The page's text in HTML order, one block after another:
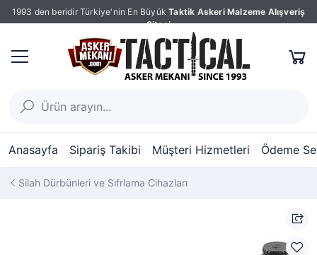
1993 den beridir Türkiye'nin En Büyük Taktik Askeri Malzeme Alışveriş
Sitesi
Anasayfa Sipariş Takibi Müşteri Hizmetleri Ödeme
Silah Dürbünleri ve Sıfrlama Cihazları